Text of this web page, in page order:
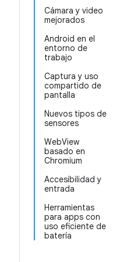
Cámara y video
mejorados
Android en el
entorno de
trabajo
Captura y uso
compartido de
pantalla
Nuevos tipos de
sensores
WebView
basado en
Chromium
Accesibilidad y
entrada
Herramientas
para apps con
uso eficiente de
batería